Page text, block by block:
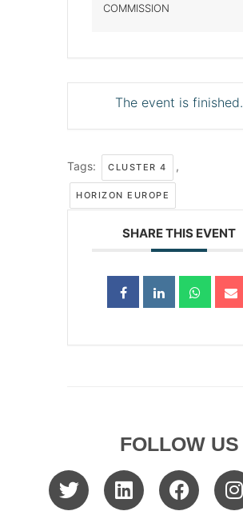
COMMISSION
The event is finished.
Tags: CLUSTER 4 ,
HORIZON EUROPE
SHARE THIS EVENT
FOLLOW US